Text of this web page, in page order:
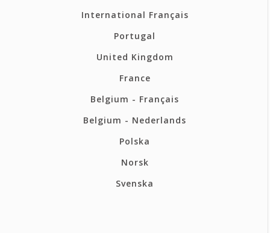
International Français
Portugal
United Kingdom
France
Belgium - Français
Belgium - Nederlands
Polska
Norsk
Svenska